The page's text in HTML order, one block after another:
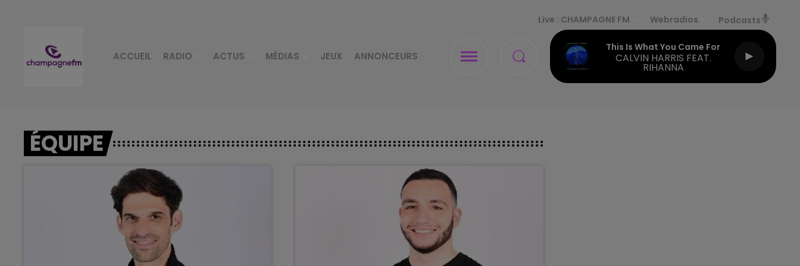
ACCUEIL RADIO ACTUS MÉDIAS JEUX ANNONCEURS
Live : CHAMPAGNE FM Webradios Podcasts
This Is What You Came For
CALVIN HARRIS FEAT.
RIHANNA
ÉQUIPE